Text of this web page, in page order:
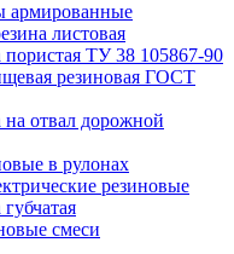
армированные
листовая
пористая ТУ 38 105867-90
резиновая ГОСТ
на отвал дорожной
в рулонах
резиновые
смеси